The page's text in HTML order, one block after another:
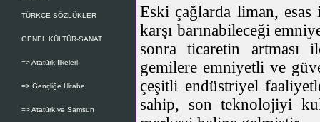
TÜRKÇE SÖZLÜKLER
GENEL KÜLTÜR-SANAT
=> Atatürk İlkeleri
=> Gençliğe Hitabe
=> Atatürk ve Samsun
Eski çağlarda liman,
karşı barınabileceği
sonra ticaretin artması
gemilere emniyetli ve
çeşitli endüstriyel
sahip, son teknolojiyi